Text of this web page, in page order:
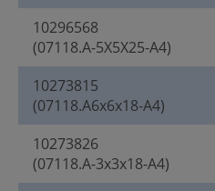
10296568
(07118.A-5X5X25-A4)
10273815
(07118.A6x6x18-A4)
10273826
(07118.A-3x3x18-A4)